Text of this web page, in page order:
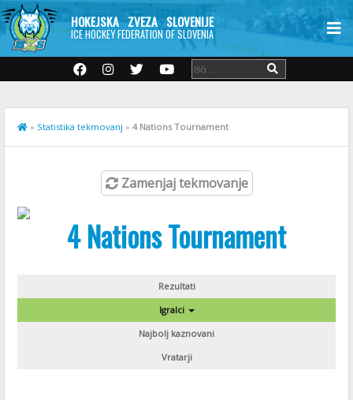
HOKEJSKA ZVEZA SLOVENIJE
ICE HOCKEY FEDERATION OF SLOVENIA
» Statistika tekmovanj » 4 Nations Tournament
Zamenjaj tekmovanje
4 Nations Tournament
Rezultati
Igralci
Najbolj kaznovani
Vratarji